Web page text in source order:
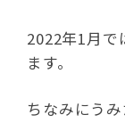
2022年1月で
ます。
ちなみにう